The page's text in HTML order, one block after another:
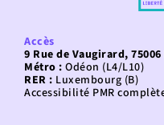
Accès
9 Rue de Vaugirard,
Métro : Odéon (L4/L10)
RER : Luxembourg (B)
Accessibilité PMR